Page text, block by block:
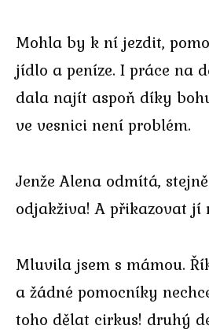
Mohla by k ní jezdit,
jídlo a peníze. I práce na
dala najít aspoň díky
ve vesnici není problém.
Jenže Alena odmítá,
odjakživa! A přikazovat jí
Mluvila jsem s mámou.
a žádné pomocníky
toho dělat cirkus! druhý